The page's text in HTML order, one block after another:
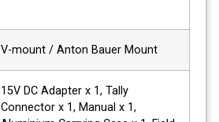
V-mount / Anton Bauer Mount
15V DC Adapter x 1, Tally
Connector x 1, Manual x 1,